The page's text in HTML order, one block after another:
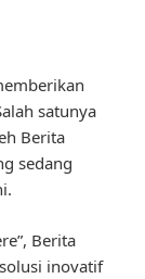
satunya
Berita
sedang
Berita
inovatif